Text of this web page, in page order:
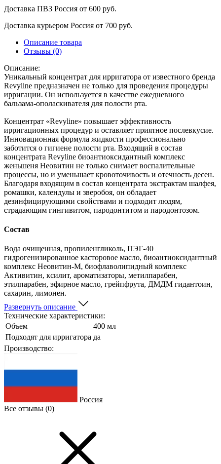
Доставка ПВЗ Россия от 600 руб.
Доставка курьером Россия от 700 руб.
Описание товара
Отзывы (0)
Описание:
Уникальный концентрат для ирригатора от известного бренда
Revyline предназначен не только для проведения процедуры
ирригации. Он используется в качестве ежедневного
бальзама-ополаскивателя для полости рта.
Концентрат «Revyline» повышает эффективность
ирригационных процедур и оставляет приятное послевкусие.
Инновационная формула жидкости профессионально
заботится о гигиене полости рта. Входящий в состав
концентрата Revyline биоантиоксидантный комплекс
женьшеня Неовитин не только снимает воспалительные
процессы, но и уменьшает кровоточивость и отечность десен.
Благодаря входящим в состав концентрата экстрактам шалфея,
ромашки, календулы и зверобоя, он обладает
дезинфицирующими свойствами и подходит людям,
страдающим гингивитом, пародонтитом и пародонтозом.
Состав
Вода очищенная, пропиленгликоль, ПЭГ-40
гидрогенизированное касторовое масло, биоантиоксидантный
комплекс Неовитин-М, биофлаволипидный комплекс
Активитин, ксилит, ароматизаторы, метилпарабен,
этилпарабен, эфирное масло, грейпфрута, ДМДМ гидантоин,
сахарин, лимонен.
Развернуть описание
Технические характеристики:
Объем
400 мл
Подходят для ирригатора да
Производство:
Россия
Все отзывы (0)